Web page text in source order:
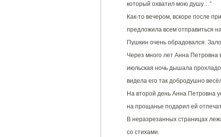
который охватил мою душу…”
Как-то вечером, вскоре после
предложила всем отправиться
Пушкин очень обрадовался.
Через много лет Анна Петровна
июльская ночь дышала
видела его так добродушно
На второй день Анна Петровна
на прощанье подарил ей
В неразрезанных страницах
со стихами.